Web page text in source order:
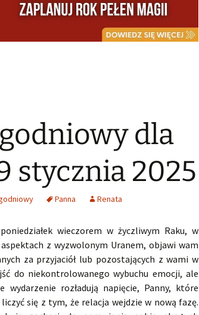
dla
stycznia 2025
Panna Renata
wieczorem w życzliwym Raku, w
z wyzwolonym Uranem, objawi wam
za przyjaciół lub pozostających z wami w
do niekontrolowanego wybuchu emocji, ale
wydarzenie rozładują napięcie, Panny, które
się z tym, że relacja wejdzie w nową fazę.